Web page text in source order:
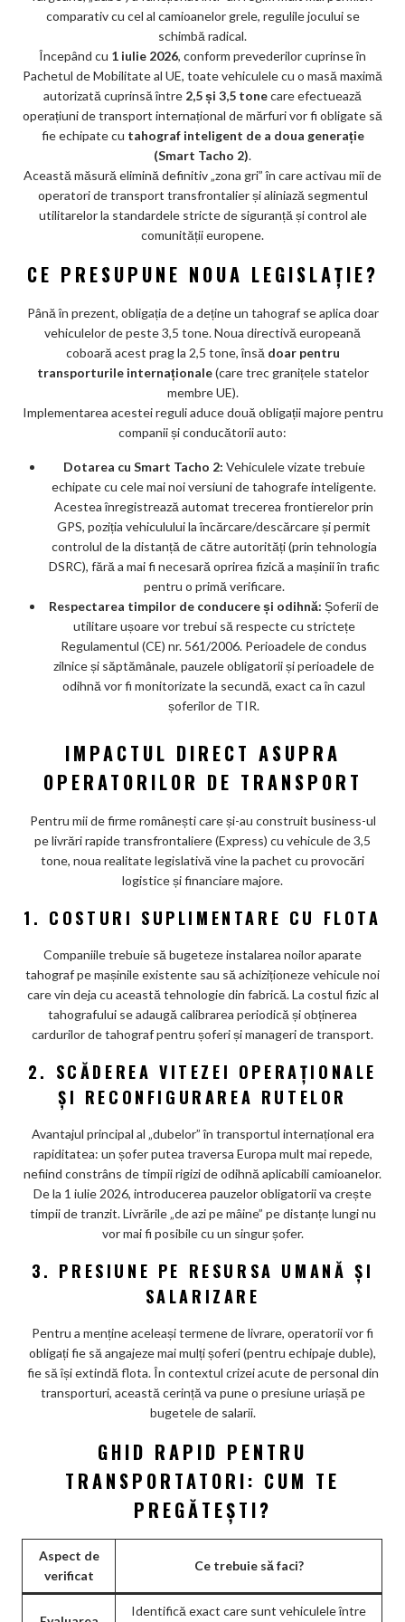
m
ar
ks
comparativ cu cel al camioanelor grele, regulile jocului se
schimbă radical.
Începând cu 1 iulie 2026, conform prevederilor cuprinse în
Pachetul de Mobilitate al UE, toate vehiculele cu o masă maximă
autorizată cuprinsă între 2,5 și 3,5 tonecare efectuează
operațiuni de transport internațional de mărfuri vor fi obligate să
fie echipate cu tahograf inteligent de a doua generație
(Smart Tacho 2).
Această măsură elimină definitiv „zona gri” în care activau mii de
operatori de transport transfrontalier și aliniază segmentul
utilitarelor la standardele stricte de siguranță și control ale
comunității europene.
CE PRESUPUNE NOUA LEGISLAȚIE?
Până în prezent, obligația de a deține un tahograf se aplica doar
vehiculelor de peste 3,5 tone. Noua directivă europeană
coboară acest prag la 2,5 tone, însă doar pentru
transporturile internaționale(care trec granițele statelor
membre UE).
Implementarea acestei reguli aduce două obligații majore pentru
companii și conducătorii auto:
Dotarea cu Smart Tacho 2: Vehiculele vizate trebuie
echipate cu cele mai noi versiuni de tahografe inteligente.
Acestea înregistrează automat trecerea frontierelor prin
GPS, poziția vehiculului la încărcare/descărcare și permit
controlul de la distanță de către autorități (prin tehnologia
DSRC), fără a mai fi necesară oprirea fizică a mașinii în trafic
pentru o primă verificare.
Respectarea timpilor de conducere și odihnă: Șoferii de
utilitare ușoare vor trebui să respecte cu strictețe
Regulamentul (CE) nr. 561/2006. Perioadele de condus
zilnice și săptămânale, pauzele obligatorii și perioadele de
odihnă vor fi monitorizate la secundă, exact ca în cazul
șoferilor de TIR.
IMPACTUL DIRECT ASUPRA
OPERATORILOR DE TRANSPORT
Pentru mii de firme românești care și-au construit business-ul
pe livrări rapide transfrontaliere (Express) cu vehicule de 3,5
tone, noua realitate legislativă vine la pachet cu provocări
logistice și financiare majore.
1. COSTURI SUPLIMENTARE CU FLOTA
Companiile trebuie să bugeteze instalarea noilor aparate
tahograf pe mașinile existente sau să achiziționeze vehicule noi
care vin deja cu această tehnologie din fabrică. La costul fizic al
tahografului se adaugă calibrarea periodică și obținerea
cardurilor de tahograf pentru șoferi și manageri de transport.
2. SCĂDEREA VITEZEI OPERAȚIONALE
ȘI RECONFIGURAREA RUTELOR
Avantajul principal al „dubelor” în transportul internațional era
rapiditatea: un șofer putea traversa Europa mult mai repede,
nefiind constrâns de timpii rigizi de odihnă aplicabili camioanelor.
De la 1 iulie 2026, introducerea pauzelor obligatorii va crește
timpii de tranzit. Livrările „de azi pe mâine” pe distanțe lungi nu
vor mai fi posibile cu un singur șofer.
3. PRESIUNE PE RESURSA UMANĂ ȘI
SALARIZARE
Pentru a menține aceleași termene de livrare, operatorii vor fi
obligați fie să angajeze mai mulți șoferi (pentru echipaje duble),
fie să își extindă flota. În contextul crizei acute de personal din
transporturi, această cerință va pune o presiune uriașă pe
bugetele de salarii.
GHID RAPID PENTRU
TRANSPORTATORI: CUM TE
PREGĂTEȘTI?
Aspect de
verificat
Ce trebuie să faci?
Identifică exact care sunt vehiculele între